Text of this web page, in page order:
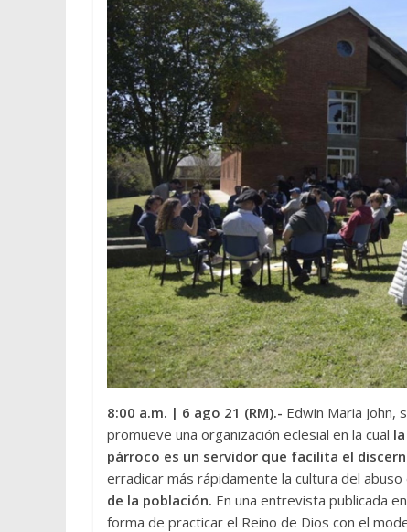
8:00 a.m. | 6 ago 21 (RM).- Edwin Maria John,
promueve una organización eclesial en la cual
párroco es un servidor que facilita el
erradicar más rápidamente la cultura del abuso
de la población. En una entrevista publicada
forma de practicar el Reino de Dios con el